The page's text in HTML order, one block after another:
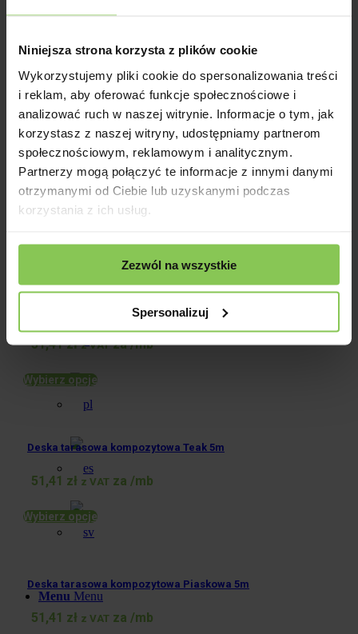
Niniejsza strona korzysta z plików cookie
Wykorzystujemy pliki cookie do spersonalizowania treści
i reklam, aby oferować funkcje społecznościowe i
analizować ruch w naszej witrynie. Informacje o tym, jak
korzystasz z naszej witryny, udostępniamy partnerom
społecznościowym, reklamowym i analitycznym.
Partnerzy mogą połączyć te informacje z innymi danymi
otrzymanymi od Ciebie lub uzyskanymi podczas
korzystania z ich usług.
Zezwól na wszystkie
Spersonalizuj
Menu Menu
Legar tarasowy aluminiowy (50x30mm) 6m
281,17 zł z VAT
Dodaj do koszyka
Legar tarasowy kompozytowy 4m
102,32 zł z VAT
Dodaj do koszyka
Podobne produkty
Deska tarasowa kompozytowa Szary 5m
51,41zł z VATza /mb
Wybierz opcje
Deska tarasowa kompozytowa Teak 5m
51,41 zł z VAT za /mb
Wybierz opcje
Deska tarasowa kompozytowa Piaskowa 5m
51,41 zł z VAT za /mb